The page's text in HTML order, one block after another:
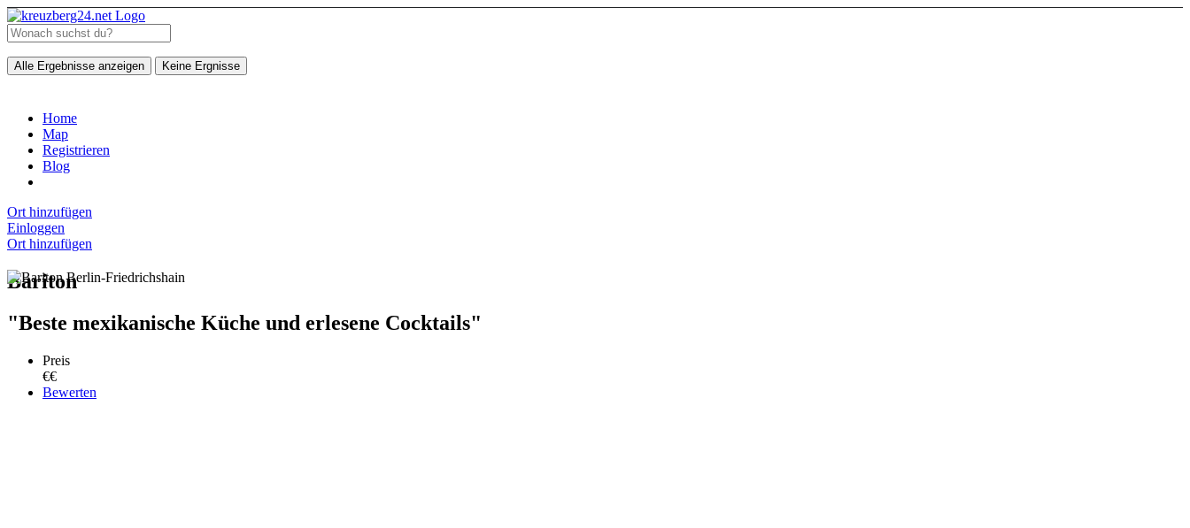
Alle Ergebnisse anzeigen Keine Ergnisse
Home
Map
Registrieren
Blog
Ort hinzufügen
Einloggen
Ort hinzufügen
Bariton
"Beste mexikanische Küche und erlesene Cocktails"
Preis
€€
Bewerten